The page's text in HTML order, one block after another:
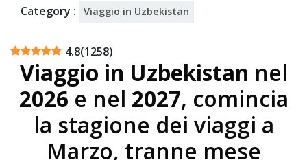
Category : Viaggio in Uzbekistan
4.8(1258)
Viaggio in Uzbekistan nel
2026 e nel 2027, comincia
la stagione dei viaggi a
Marzo, tranne mese